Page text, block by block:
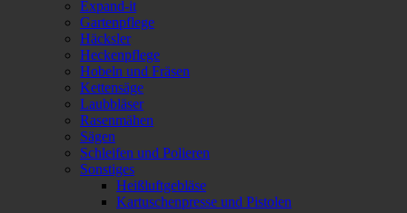
Expand-it
Gartenpflege
Häcksler
Heckenpflege
Hobeln und Fräsen
Kettensäge
Laubbläser
Rasenmähen
Sägen
Schleifen und Polieren
Sonstiges
Heißluftgebläse
Kartuschenpresse und Pistolen